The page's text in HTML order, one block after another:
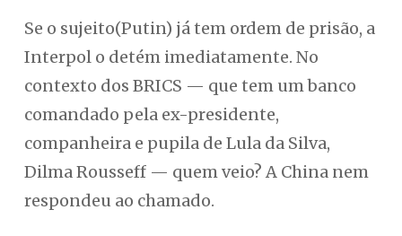
Se o sujeito(Putin) já tem ordem de prisão, a
Interpol o detém imediatamente. No
contexto dos BRICS — que tem um banco
comandado pela ex-presidente,
companheira e pupila de Lula da Silva,
Dilma Rousseff — quem veio? A China nem
respondeu ao chamado.